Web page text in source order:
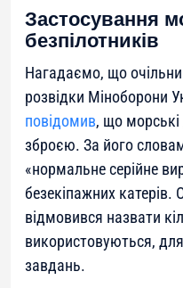
Застосування
безпілотників
Нагадаємо, що
розвідки Міноборони
повідомив, що
зброєю. За його
«нормальне серійне
безекіпажних
відмовився назвати
використовуються,
завдань.